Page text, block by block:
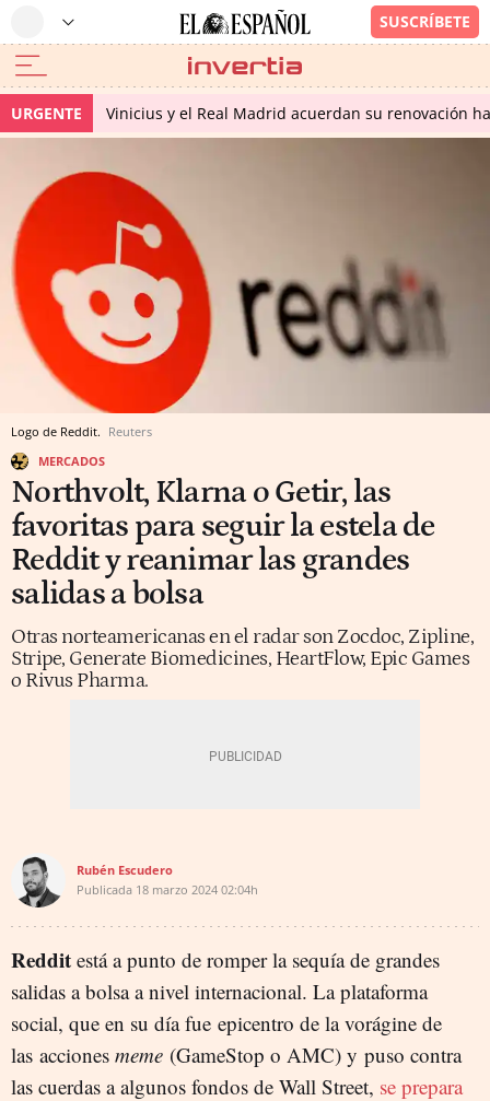
URGENTE Vinicius y el Real Madrid acuerdan su renovación
Logo de Reddit. Reuters
MERCADOS
Northvolt, Klarna o Getir, las
favoritas para seguir la estela de
Reddit y reanimar las grandes
salidas a bolsa
Otras norteamericanas en el radar son Zocdoc, Zipline,
Stripe, Generate Biomedicines, HeartFlow, Epic Games
o Rivus Pharma.
Rubén Escudero
Publicada 18 marzo 2024 02:04h
Reddit está a punto de romper la sequía de grandes
salidas a bolsa a nivel internacional. La plataforma
social, que en su día fue epicentro de la vorágine de
las acciones meme (GameStop o AMC) y puso contra
las cuerdas a algunos fondos de Wall Street, se prepara